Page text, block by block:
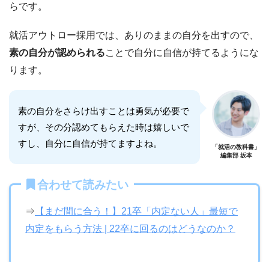
らです。
就活アウトロー採用では、ありのままの自分を出すので、
素の自分が認められることで自分に自信が持てるようにな
ります。
素の自分をさらけ出すことは勇気が必要で
すが、その分認めてもらえた時は嬉しいで
すし、自分に自信が持てますよね。
「就活の教科書」
編集部 坂本
合わせて読みたい
⇒ 【まだ間に合う！】21卒「内定ない人」最短で
内定をもらう方法 | 22卒に回るのはどうなのか？